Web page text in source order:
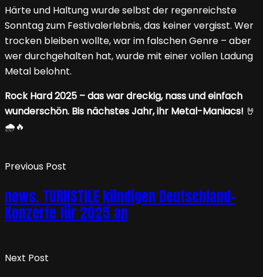
Härte und Haltung wurde selbst der regenreichste
Sonntag zum Festivalerlebnis, das keiner vergisst. Wer
trocken bleiben wollte, war im falschen Genre – aber
wer durchgehalten hat, wurde mit einer vollen Ladung
Metal belohnt.
Rock Hard 2025 – das war dreckig, nass und einfach
wunderschön. Bis nächstes Jahr, ihr Metal-Maniacs! 🤘
🌧️🔥
Previous Post
news. TURNSTILE kündigen Deutschland-
Konzerte für 2025 an
Next Post